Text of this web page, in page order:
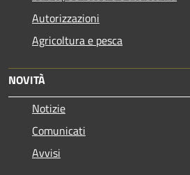
Autorizzazioni
Agricoltura e pesca
NOVITÀ
Notizie
Comunicati
Avvisi